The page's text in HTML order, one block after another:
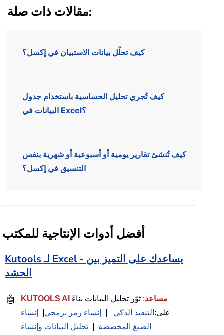
مقالات ذات صلة:
كيف تحلّل بيانات الاستبيان في إكسل؟
كيف تُجري تحليل الحساسية باستخدام جدول
البيانات في Excel؟
كيف تُنشئ تقارير يومية أو أسبوعية أو شهرية بنفس
التنسيق في إكسل؟
أفضل أدوات الإنتاجية للمكتب
Kutools لـ Excel - يساعدك على التميز بين
الحشد
🤖 KUTOOLS AI مساعد: ثوّر تحليل البيانات بناءً
على: التنفيذ الذكي إنشاء رمز برمجي
إنشاء
الصيغ المخصصة
تحليل البيانات وإنشاء